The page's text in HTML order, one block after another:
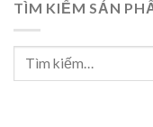
TÌM KIẾM SẢN